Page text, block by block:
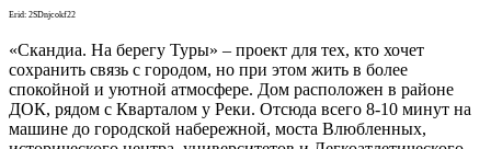
Erid: 2SDnjcokf22
«Скандиа. На берегу Туры» – проект для тех, кто хочет
сохранить связь с городом, но при этом жить в более
спокойной и уютной атмосфере. Дом расположен в районе
ДОК, рядом с Кварталом у Реки. Отсюда всего 8-10 минут на
машине до городской набережной, моста Влюбленных,